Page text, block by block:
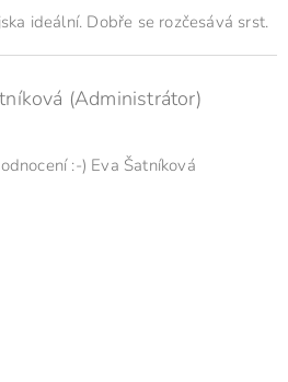
ideální. Dobře se rozčesává srst.
(Administrátor)
:-) Eva Šatníková